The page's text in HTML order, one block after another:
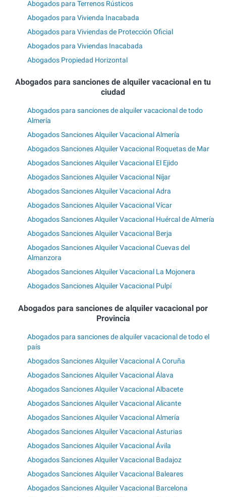
Abogados para Terrenos Rústicos
Abogados para Vivienda Inacabada
Abogados para Viviendas de Protección Oficial
Abogados para Viviendas Inacabada
Abogados Propiedad Horizontal
Abogados para sanciones de alquiler vacacional en tu
ciudad
Abogados para sanciones de alquiler vacacional de todo
Almería
Abogados Sanciones Alquiler Vacacional Almería
Abogados Sanciones Alquiler Vacacional Roquetas de Mar
Abogados Sanciones Alquiler Vacacional El Ejido
Abogados Sanciones Alquiler Vacacional Níjar
Abogados Sanciones Alquiler Vacacional Adra
Abogados Sanciones Alquiler Vacacional Vícar
Abogados Sanciones Alquiler Vacacional Huércal de Almería
Abogados Sanciones Alquiler Vacacional Berja
Abogados Sanciones Alquiler Vacacional Cuevas del
Almanzora
Abogados Sanciones Alquiler Vacacional La Mojonera
Abogados Sanciones Alquiler Vacacional Pulpí
Abogados para sanciones de alquiler vacacional por
Provincia
Abogados para sanciones de alquiler vacacional de todo el
país
Abogados Sanciones Alquiler Vacacional A Coruña
Abogados Sanciones Alquiler Vacacional Álava
Abogados Sanciones Alquiler Vacacional Albacete
Abogados Sanciones Alquiler Vacacional Alicante
Abogados Sanciones Alquiler Vacacional Almería
Abogados Sanciones Alquiler Vacacional Asturias
Abogados Sanciones Alquiler Vacacional Ávila
Abogados Sanciones Alquiler Vacacional Badajoz
Abogados Sanciones Alquiler Vacacional Baleares
Abogados Sanciones Alquiler Vacacional Barcelona